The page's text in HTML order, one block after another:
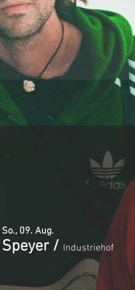
So., 09. Aug.
Speyer / Industriehof